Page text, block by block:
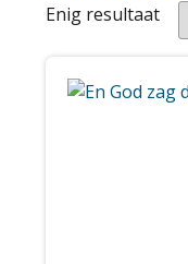
Enig resultaat